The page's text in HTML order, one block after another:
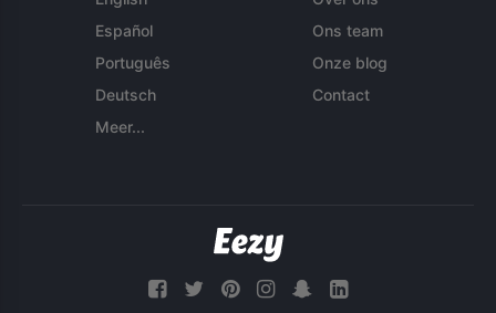
Español
Português
Deutsch
Meer...
Ons team
Onze blog
Contact